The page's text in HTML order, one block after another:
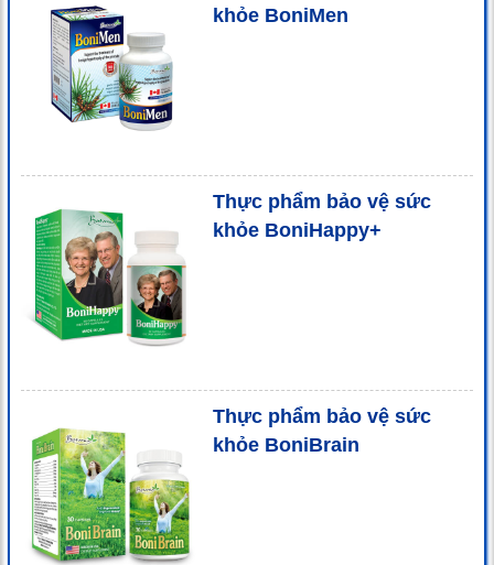
khỏe BoniMen
Thực phẩm bảo vệ sức
khỏe BoniHappy+
Thực phẩm bảo vệ sức
khỏe BoniBrain